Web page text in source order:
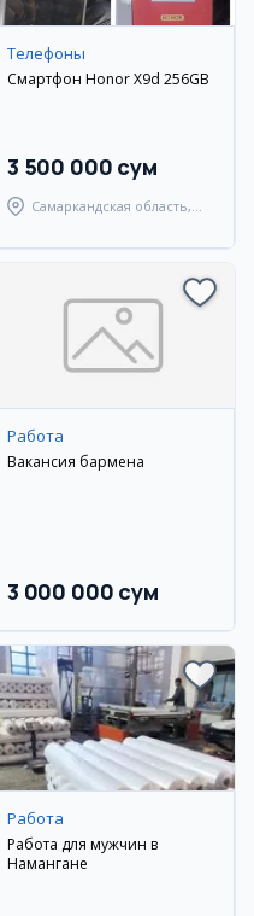
Телефоны
Смартфон Honor X9d 256GB
3 500 000 сум
Самаркандская область,
Работа
Вакансия бармена
3 000 000 сум
Работа
Работа для мужчин в
Намангане